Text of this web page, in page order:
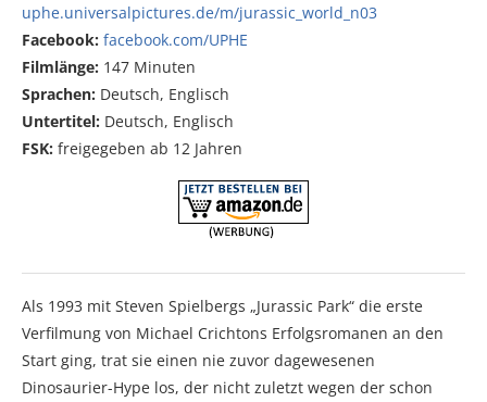
uphe.universalpictures.de/m/jurassic_world_n03
Facebook: facebook.com/UPHE
Filmlänge: 147 Minuten
Sprachen: Deutsch, Englisch
Untertitel: Deutsch, Englisch
FSK: freigegeben ab 12 Jahren
Als 1993 mit Steven Spielbergs „Jurassic Park“ die erste
Verfilmung von Michael Crichtons Erfolgsromanen an den
Start ging, trat sie einen nie zuvor dagewesenen
Dinosaurier-Hype los, der nicht zuletzt wegen der schon